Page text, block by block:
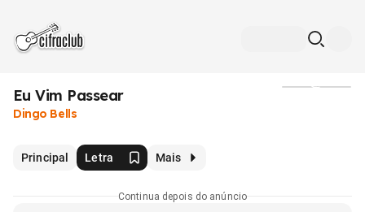
Eu Vim Passear
Dingo Bells
Principal Letra Mais
Continua depois do anúncio